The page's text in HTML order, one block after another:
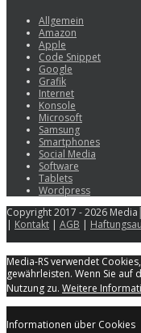
Allgemein
Amazon
Apple
Code Snippet
Google
Grafik
Internet
Konsole
Microsoft
Samsung
Smartphones
Social Media
Software
Tablets
Wordpress
Copyright 2017 - 2026
| Kontakt | AGB |
Media-RS verwendet
gewährleisten. Wenn Sie auf
Nutzung zu. Weitere
Informationen über Cookies